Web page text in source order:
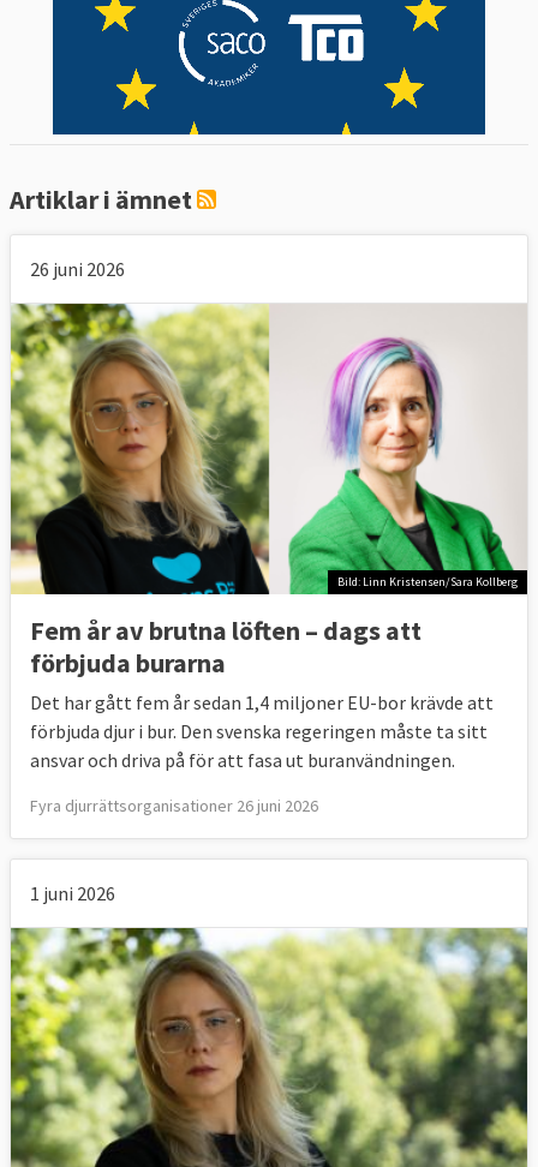
Artiklar i ämnet
26 juni 2026
Bild: Linn Kristensen/Sara Kollberg
Fem år av brutna löften – dags att
förbjuda burarna
Det har gått fem år sedan 1,4 miljoner EU-bor krävde att
förbjuda djur i bur. Den svenska regeringen måste ta sitt
ansvar och driva på för att fasa ut buranvändningen.
Fyra djurrättsorganisationer 26 juni 2026
1 juni 2026